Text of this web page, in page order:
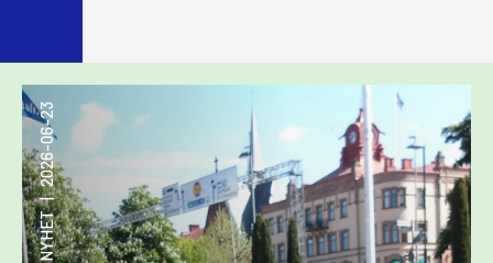
NYHET
|
2026-06-23